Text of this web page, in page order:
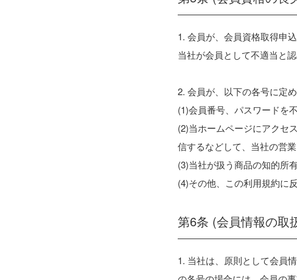
1. 会員が、会員資格取得申
当社が会員として不適当と
2. 会員が、以下の各号に定
(1)会員番号、パスワードを
(2)当ホームページにアクセ
信するなどして、当社の営
(3)当社が扱う商品の知的所
(4)その他、この利用規約に
第6条 (会員情報の取
1. 当社は、原則として会員